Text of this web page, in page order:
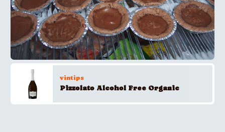
vintips
Pizzolato Alcohol Free Organic